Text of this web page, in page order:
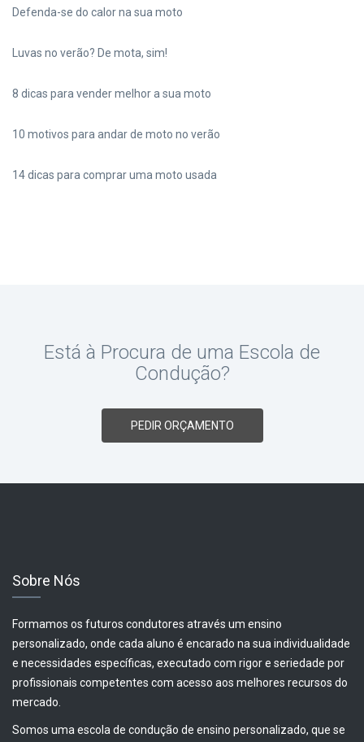
Defenda-se do calor na sua moto
Luvas no verão? De mota, sim!
8 dicas para vender melhor a sua moto
10 motivos para andar de moto no verão
14 dicas para comprar uma moto usada
Está à Procura de uma Escola de
Condução?
PEDIR ORÇAMENTO
Sobre Nós
Formamos os futuros condutores através um ensino
personalizado, onde cada aluno é encarado na sua individualidade
e necessidades específicas, executado com rigor e seriedade por
profissionais competentes com acesso aos melhores recursos do
mercado.
Somos uma escola de condução de ensino personalizado, que se